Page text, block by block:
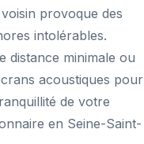
provoque des
intolérables.
distance minimale ou
acoustiques pour
de votre
en Seine-Saint-